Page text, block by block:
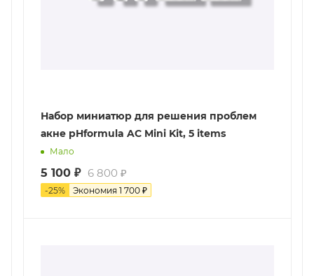
Набор миниатюр для решения проблем
акне pHformula AC Mini Kit, 5 items
Мало
5 100 ₽ 6 800 ₽
-25% Экономия 1 700 ₽